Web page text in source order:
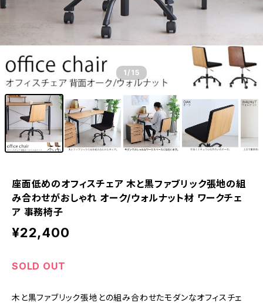
1 /15
座面低めのオフィスチェア 木と黒ファブリック張地の組
み合わせがおしゃれ オーク/ウォルナット材 ワークチェ
ア 事務椅子
¥22,400
SOLD OUT
木と黒ファブリック張地との組み合わせたモダンなオフィスチェ